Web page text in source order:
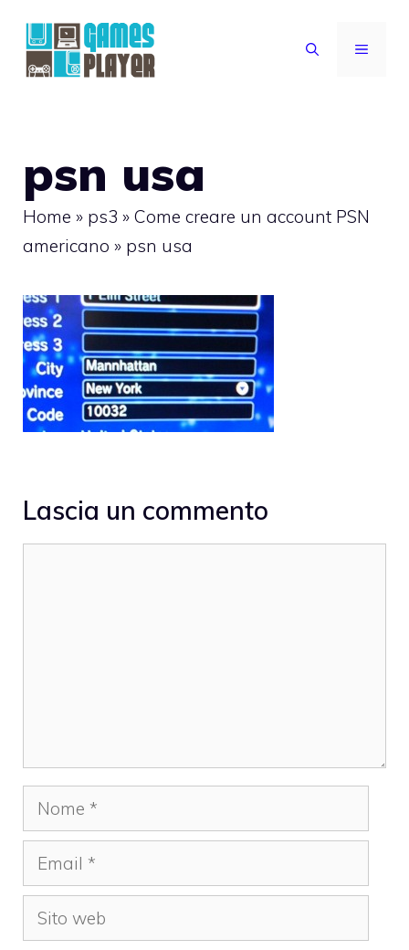
contenuto
MENU
psn usa
Home » ps3 » Come creare un account PSN
americano » psn usa
Lascia un commento
Nome
Email
Sito
web